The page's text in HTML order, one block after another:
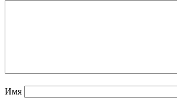
Имя